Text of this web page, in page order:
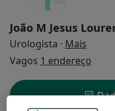
João M Jesus
Urologista · Mais
Vagos 1 endereço